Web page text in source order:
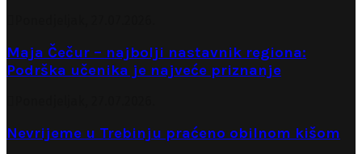
Maja Čečur – najbolji nastavnik regiona:
Podrška učenika je najveće priznanje
Nevrijeme u Trebinju praćeno obilnom kišom